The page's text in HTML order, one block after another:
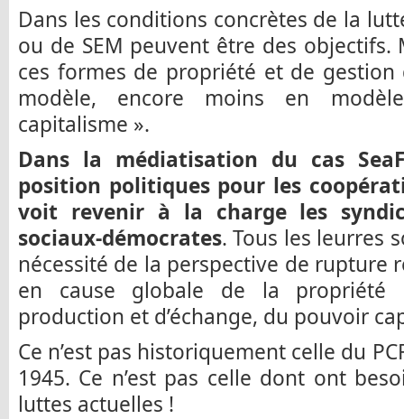
Dans les conditions concrètes de la
ou de SEM peuvent être des objectifs.
ces formes de propriété et de
modèle, encore moins en
capitalisme ».
Dans la médiatisation du cas
position politiques pour les
voit revenir à la charge les
sociaux-démocrates. Tous les leurres
nécessité de la perspective de rupture
en cause globale de la propriété
production et d’échange, du pouvoir
Ce n’est pas historiquement celle du
1945. Ce n’est pas celle dont ont
luttes actuelles !